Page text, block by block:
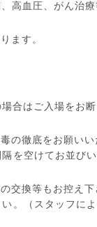
高血圧、がん治
ます。
合はご入場をお
の徹底をお願いい
を空けてお並び
交換等もお控え下
。（スタッフに